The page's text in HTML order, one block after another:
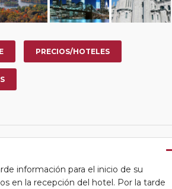
PRECIOS/HOTELES
información para el inicio de su
en la recepción del hotel. Por la tarde